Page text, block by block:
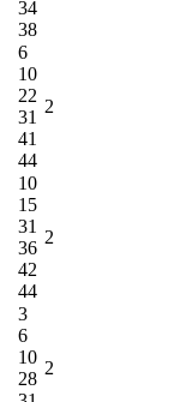
34
38
6
10
22
31
41
44
2
10
15
31
36
42
44
2
3
6
10
28
2